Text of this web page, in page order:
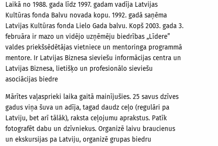
Laikā no 1988. gada līdz 1997. gadam vadīja Latvijas
Kultūras fonda Balvu novada kopu. 1992. gadā saņēma
Latvijas Kultūras fonda Lielo Gada balvu. Kopš 2003. gada 3.
februāra ir mazo un vidējo uzņēmēju biedrības „Līdere”
valdes priekšsēdētājas vietniece un mentoringa programmā
mentore. Ir Latvijas Biznesa sieviešu informācijas centra un
Latvijas Biznesa, lietišķo un profesionālo sieviešu
asociācijas biedre
Mārītes vaļasprieki laika gaitā mainījušies. 25 savus dzīves
gadus viņa šuva un adīja, tagad daudz ceļo (regulāri pa
Latviju, bet arī tālāk), raksta ceļojumu aprakstus. Patīk
fotografēt dabu un dzīvniekus. Organizē laivu braucienus
un ekskursijas pa Latviju, organizē grupas biedru